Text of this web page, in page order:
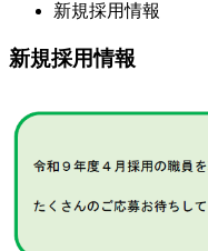
新規採用情報
新規採用情報